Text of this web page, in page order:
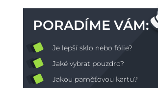
PORADÍME VÁM:
Je lepší sklo nebo fólie?
Jaké vybrat pouzdro?
Jakou paměťovou kartu?